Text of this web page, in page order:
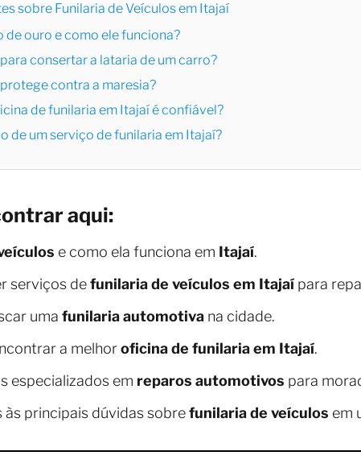
sobre Funilaria de Veículos em Itajaí
de ouro e como ele funciona?
consertar a lataria de um carro?
contra a maresia?
de funilaria em Itajaí é confiável?
de um serviço de funilaria em Itajaí?
aqui:
e como ela funciona em Itajaí.
serviços defunilaria de veículos em Itajaí para
uma funilaria automotiva na cidade.
a melhoroficina de funilaria em Itajaí.
especializados em reparos automotivos para
às principais dúvidas sobrefunilaria de veículos em